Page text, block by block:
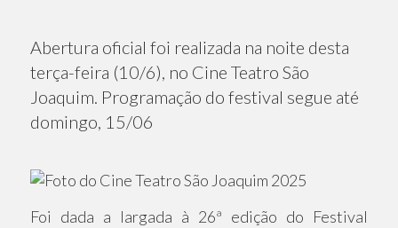
Abertura oficial foi realizada na noite desta
terça-feira (10/6), no Cine Teatro São
Joaquim. Programação do festival segue até
domingo, 15/06
Foi dada a largada à 26ª edição do Festival